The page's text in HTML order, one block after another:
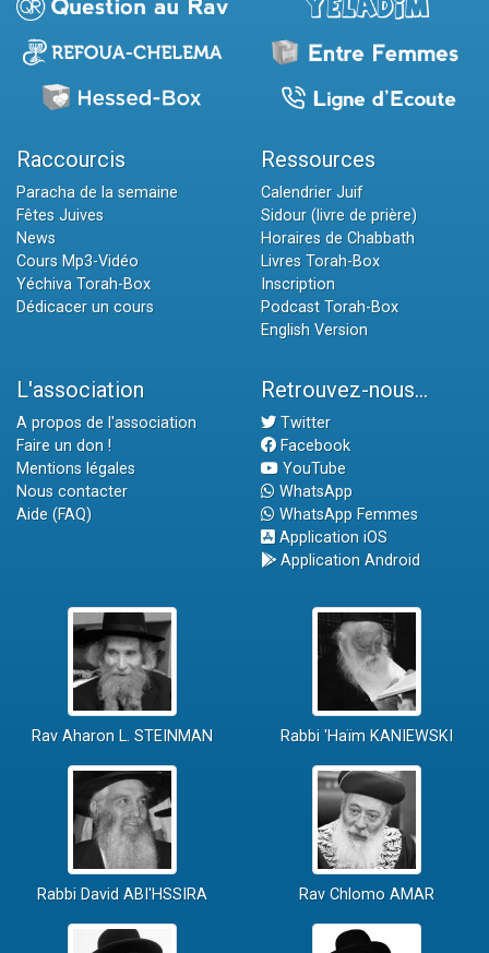
Raccourcis
Paracha de la semaine
Fêtes Juives
News
Cours Mp3-Vidéo
Yéchiva Torah-Box
Dédicacer un cours
Ressources
Calendrier Juif
Sidour (livre de prière)
Horaires de Chabbath
Livres Torah-Box
Inscription
Podcast Torah-Box
English Version
L'association
A propos de l'association
Faire un don !
Mentions légales
Nous contacter
Aide (FAQ)
Retrouvez-nous...
Twitter
Facebook
YouTube
WhatsApp
WhatsApp Femmes
Application iOS
Application Android
Rav Aharon L. STEINMAN Rabbi 'Haïm KANIEWSKI
Rabbi David ABI'HSSIRA Rav Chlomo AMAR